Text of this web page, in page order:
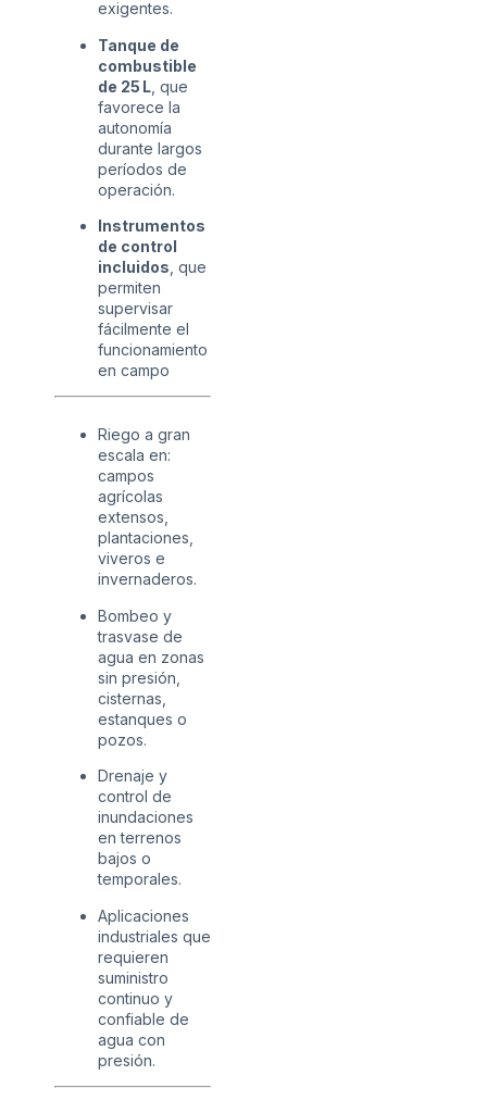
exigentes.
Tanque de
combustible
de 25 L , que
favorece la
autonomía
durante largos
períodos de
operación.
Instrumentos
de control
incluidos , que
permiten
supervisar
fácilmente el
funcionamiento
en campo
Riego a gran
escala en:
campos
agrícolas
extensos,
plantaciones,
viveros e
invernaderos.
Bombeo y
trasvase de
agua en zonas
sin presión,
cisternas,
estanques o
pozos.
Drenaje y
control de
inundaciones
en terrenos
bajos o
temporales.
Aplicaciones
industriales que
requieren
suministro
continuo y
confiable de
agua con
presión.